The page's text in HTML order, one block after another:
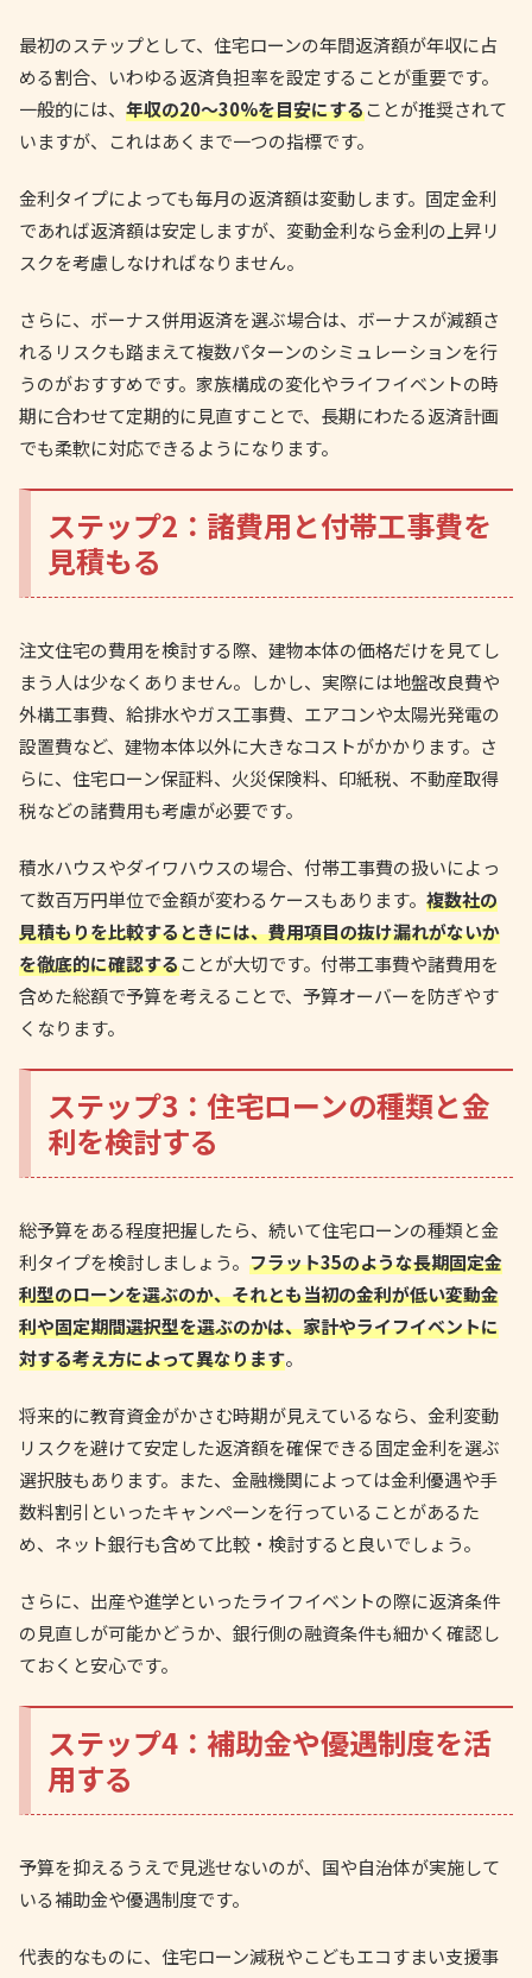
最初のステップとして、住宅ローンの年間返済額が年収に占
める割合、いわゆる返済負担率を設定することが重要です。
一般的には、 年収の20〜30%を目安にすることが推奨されて
いますが、これはあくまで一つの指標です。
金利タイプによっても毎月の返済額は変動します。固定金利
であれば返済額は安定しますが、変動金利なら金利の上昇リ
スクを考慮しなければなりません。
さらに、ボーナス併用返済を選ぶ場合は、ボーナスが減額さ
れるリスクも踏まえて複数パターンのシミュレーションを行
うのがおすすめです。家族構成の変化やライフイベントの時
期に合わせて定期的に見直すことで、長期にわたる返済計画
でも柔軟に対応できるようになります。
ステップ2：諸費用と付帯工事費を
見積もる
注文住宅の費用を検討する際、建物本体の価格だけを見てし
まう人は少なくありません。しかし、実際には地盤改良費や
外構工事費、給排水やガス工事費、エアコンや太陽光発電の
設置費など、建物本体以外に大きなコストがかかります。さ
らに、住宅ローン保証料、火災保険料、印紙税、不動産取得
税などの諸費用も考慮が必要です。
積水ハウスやダイワハウスの場合、付帯工事費の扱いによっ
て数百万円単位で金額が変わるケースもあります。 複数社の
見積もりを比較するときには、費用項目の抜け漏れがないか
を徹底的に確認することが大切です。付帯工事費や諸費用を
含めた総額で予算を考えることで、予算オーバーを防ぎやす
くなります。
ステップ3：住宅ローンの種類と金
利を検討する
総予算をある程度把握したら、続いて住宅ローンの種類と金
利タイプを検討しましょう。 フラット35のような長期固定金
利型のローンを選ぶのか、それとも当初の金利が低い変動金
利や固定期間選択型を選ぶのかは、家計やライフイベントに
対する考え方によって異なります。
将来的に教育資金がかさむ時期が見えているなら、金利変動
リスクを避けて安定した返済額を確保できる固定金利を選ぶ
選択肢もあります。また、金融機関によっては金利優遇や手
数料割引といったキャンペーンを行っていることがあるた
め、ネット銀行も含めて比較・検討すると良いでしょう。
さらに、出産や進学といったライフイベントの際に返済条件
の見直しが可能かどうか、銀行側の融資条件も細かく確認し
ておくと安心です。
ステップ4：補助金や優遇制度を活
用する
予算を抑えるうえで見逃せないのが、国や自治体が実施して
いる補助金や優遇制度です。
代表的なものに、住宅ローン減税やこどもエコすまい支援事